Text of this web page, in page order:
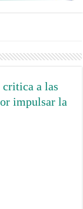
critica a las
impulsar la